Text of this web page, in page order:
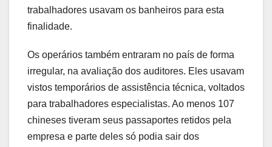
trabalhadores usavam os banheiros para esta
finalidade.
Os operários também entraram no país de forma
irregular, na avaliação dos auditores. Eles usavam
vistos temporários de assistência técnica, voltados
para trabalhadores especialistas. Ao menos 107
chineses tiveram seus passaportes retidos pela
empresa e parte deles só podia sair dos